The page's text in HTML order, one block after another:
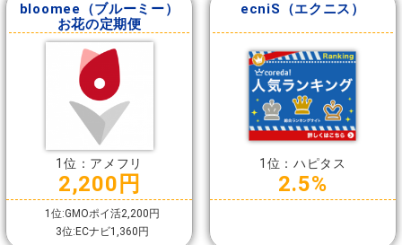
bloomee（ブルーミー）
お花の定期便
1位：アメフリ
2,200円
1位:GMOポイ活2,200円
3位:ECナビ1,360円
ecniS（エクニス）
1位：ハピタス
2.5%